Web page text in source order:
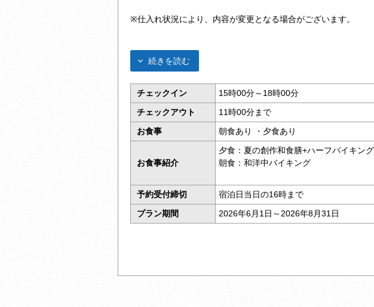
※仕入れ状況により、内容が変更となる場合がございます。
続きを読む
チェックイン
15時00分～18時00分
チェックアウト
11時00分まで
お食事
朝食あり ・夕食あり
お食事紹介
夕食：夏の創作和食膳+ハーフバイキング
朝食：和洋中バイキング
予約受付締切
宿泊日当日の16時まで
プラン期間
2026年6月1日～2026年8月31日